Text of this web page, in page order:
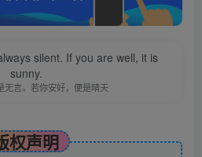
silent. If you are well, it is
sunny.
无言。若你安好，便是晴天
权声明